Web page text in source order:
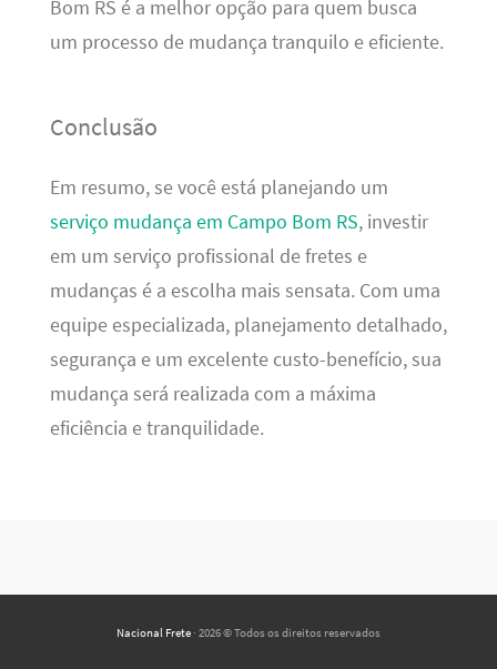
Bom RS é a melhor opção para quem busca
um processo de mudança tranquilo e eficiente.
Conclusão
Em resumo, se você está planejando um
serviço mudança em Campo Bom RS, investir
em um serviço profissional de fretes e
mudanças é a escolha mais sensata. Com uma
equipe especializada, planejamento detalhado,
segurança e um excelente custo-benefício, sua
mudança será realizada com a máxima
eficiência e tranquilidade.
Nacional Frete · 2026 © Todos os direitos reservados